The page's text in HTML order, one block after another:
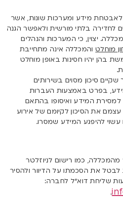
מידע ומערכות שונות, אשר
לחדירה בלתי מורשית ולאפשר הגנה
יצוין, כי המערכות והנהלים
מוחלט והמכללה אינה מתחייבת
בהן יהיו חסינות באופן מוחלט
סיכון מסוים בשירותים
בפרט באמצעות העברות
המידע ואיסופו בהתאם
עצמם את הסיכון לקיומם של אירוע
להיפגע המידע שמסרו.
כמו רישום לניוזלטר
את הסכמתו על הדיוור ולהסיר
שליחת דוא”ל לחברה:
.